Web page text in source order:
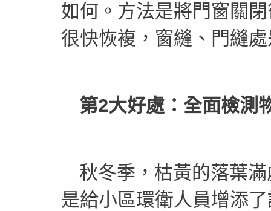
如何。方法是將門窗關
很快恢複，窗縫、門縫
第2大好處：全面檢測
秋冬季，枯黃的落葉
是給小區環衛人員增添